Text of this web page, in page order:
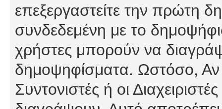
επεξεργαστείτε την πρώτη
συνδεδεμένη με το
χρήστες μπορούν να
δημοψηφίσματα. Ωστόσο, Αν
Συντονιστές ή οι